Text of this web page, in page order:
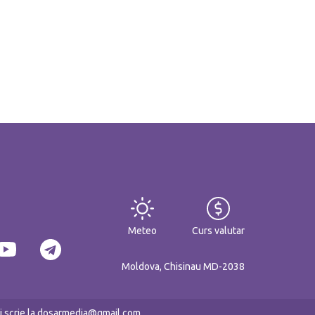
Meteo Curs valutar
Moldova, Chisinau MD-2038